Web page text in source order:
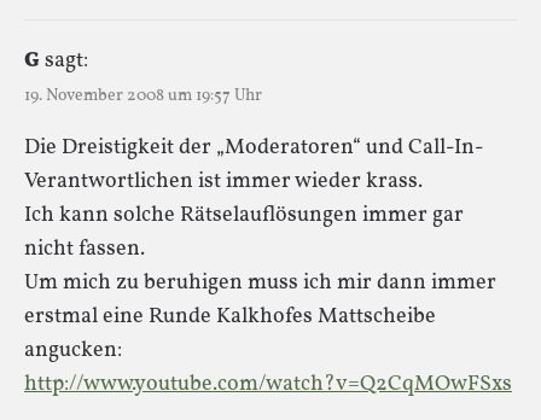
G sagt:
19. November 2008 um 19:57 Uhr
Die Dreistigkeit der „Moderatoren“ und Call-In-
Verantwortlichen ist immer wieder krass.
Ich kann solche Rätselauflösungen immer gar
nicht fassen.
Um mich zu beruhigen muss ich mir dann immer
erstmal eine Runde Kalkhofes Mattscheibe
angucken:
http://www.youtube.com/watch?v=Q2CqMOwFSxs